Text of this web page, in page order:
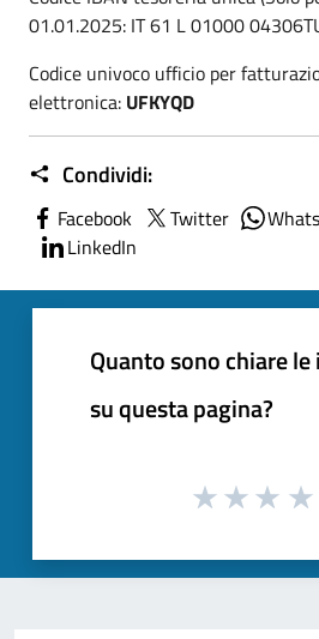
01.01.2025: IT 61 L 01000
Codice univoco ufficio per
elettronica: UFKYQD
Condividi:
Facebook Twitter
LinkedIn
Quanto sono chiare
su questa pagina?